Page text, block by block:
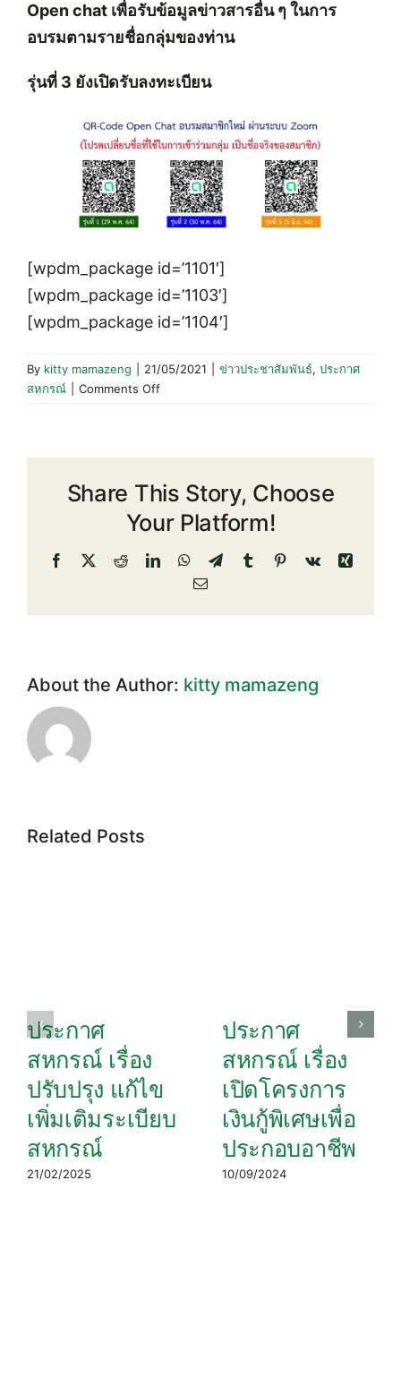
Open chat เพื่อรับข้อมูลข่าวสารอื่น ๆ ในการ
อบรมตามรายชื่อกลุ่มของท่าน
รุ่นที่ 3 ยังเปิดรับลงทะเบียน
[wpdm_package id=’1101′]
[wpdm_package id=’1103′]
[wpdm_package id=’1104′]
By kitty mamazeng 21/05/2021 ข่าวประชาสัมพันธ์, ประกาศ
สหกรณ์
Comments Offon
ราย
ร่วม
การ
อบรม
อบรม
สมาชิก
Share This Story, Choose
Your Platform!
Facebook
X RedditLinkedInWhatsApp
TelegramTumblrPinterest
Vk
Xing
Email
About the Author: kitty mamazeng
Related Posts
ประกาศ
สหกรณ์ เรื่อง
ปรับปรุง แก้ไข
เพิ่มเติมระเบียบ
สหกรณ์
21/02/2025
ประกาศ
สหกรณ์ เรื่อง
เปิดโครงการ
เงินกู้พิเศษเพื่อ
ประกอบอาชีพ
10/09/2024